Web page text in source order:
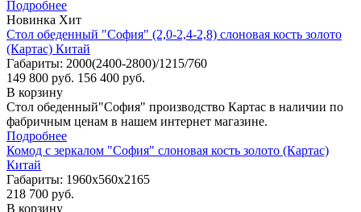
Подробнее
Новинка Хит
Стол обеденный "София" (2,0-2,4-2,8) слоновая кость золото
(Картас) Китай
Габариты: 2000(2400-2800)/1215/760
149 800 руб. 156 400 руб.
В корзину
Стол обеденный"София" производство Картас в наличии по
фабричным ценам в нашем интернет магазине.
Подробнее
Комод с зеркалом "София" слоновая кость золото (Картас)
Китай
Габариты: 1960х560х2165
218 700 руб.
В корзину